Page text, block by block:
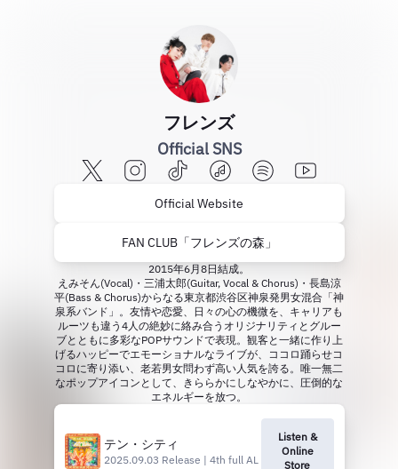
フレンズ
Official SNS
Official Website
FAN CLUB「フレンズの森」
2015年6月8日結成。
えみそん(Vocal)・三浦太郎(Guitar, Vocal & Chorus)・長島涼
平(Bass & Chorus)からなる東京都渋谷区神泉発男女混合「神
泉系バンド」。友情や恋愛、日々の心の機微を、キャリアも
ルーツも違う4人の絶妙に絡み合うオリジナリティとグルー
ブとともに多彩なPOPサウンドで表現。観客と一緒に作り上
げるハッピーでエモーショナルなライブが、ココロ踊らせコ
コロに寄り添い、老若男女問わず高い人気を誇る。唯一無二
なポップアイコンとして、きららかにしなやかに、圧倒的な
エネルギーを放つ。
テン・シティ
2025.09.03 Release | 4th full AL
Listen &
Online
Store